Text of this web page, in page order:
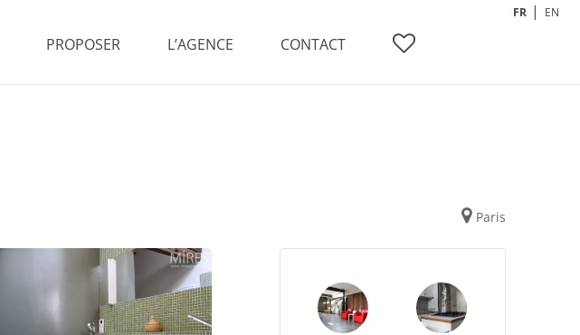
PROPOSER L’AGENCE CONTACT
FR EN
Paris